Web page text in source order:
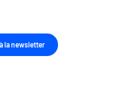
la newsletter